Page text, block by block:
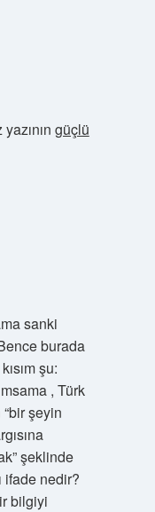
güçlü
sanki
burada
şu:
, Türk
şeyin
şeklinde
ifade nedir?
bilgiyi